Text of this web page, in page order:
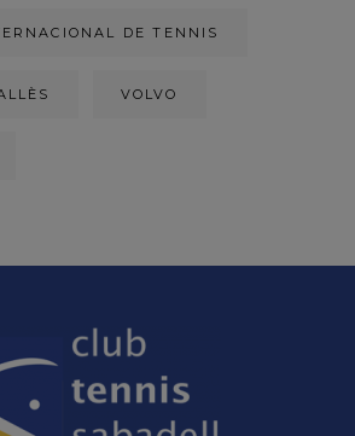
DE TENNIS
VOLVO